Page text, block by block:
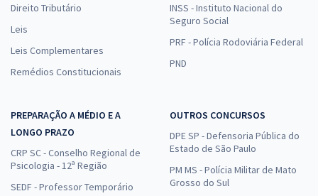
Direito Tributário
Leis
Leis Complementares
Remédios Constitucionais
INSS - Instituto Nacional do
Seguro Social
PRF - Polícia Rodoviária Federal
PND
PREPARAÇÃO A MÉDIO E A
LONGO PRAZO
CRP SC - Conselho Regional de
Psicologia - 12ª Região
SEDF - Professor Temporário
OUTROS CONCURSOS
DPE SP - Defensoria Pública do
Estado de São Paulo
PM MS - Polícia Militar de Mato
Grosso do Sul